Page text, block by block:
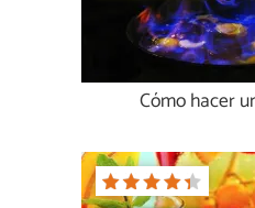
Cómo hacer